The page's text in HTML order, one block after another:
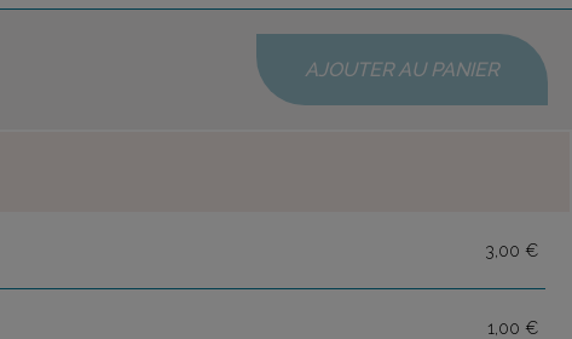
AJOUTER AU PANIER
3,00 €
1,00 €